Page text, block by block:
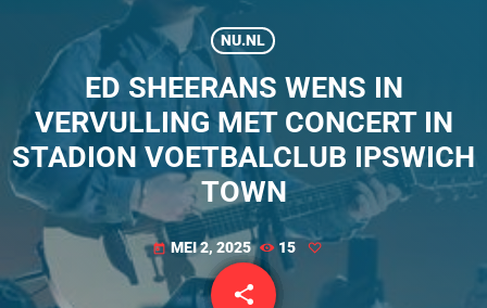
NU.NL
ED SHEERANS WENS IN
VERVULLING MET CONCERT IN
STADION VOETBALCLUB IPSWICH
TOWN
today MEI 2, 2025 15
share
email